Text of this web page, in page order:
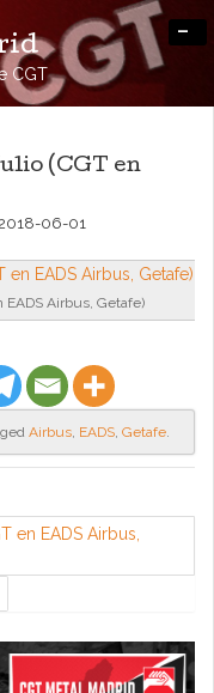
CGT
-
(CGT en
06-01
EADS Airbus, Getafe)
Airbus, EADS, Getafe.
en EADS Airbus,